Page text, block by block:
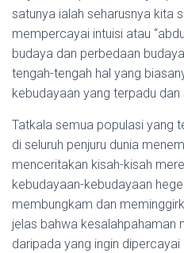
satunya ialah seharusnya kita
mempercayai intuisi atau
budaya dan perbedaan
tengah-tengah hal yang
kebudayaan yang terpadu dan
Tatkala semua populasi yang
di seluruh penjuru dunia
menceritakan kisah-kisah
kebudayaan-kebudayaan
membungkam dan
jelas bahwa kesalahpahaman
daripada yang ingin